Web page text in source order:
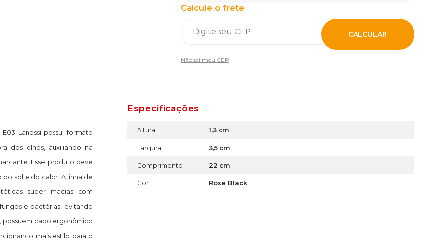
Calcule o frete
CALCULAR
Não sei meu CEP
Lanossi possui formato
dos olhos, auxiliando na
Esse produto deve
sol e do calor. A linha de
super macias com
e bactérias, evitando
possuem cabo ergonômico
mais estilo para o
Especificações
Altura 1,3 cm
Largura 3,5 cm
Comprimento 22 cm
Cor Rose Black